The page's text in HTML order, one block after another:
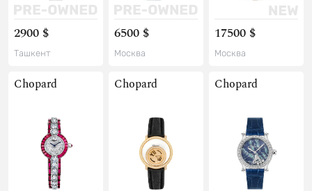
2900 $
Ташкент
6500 $
Москва
17500 $
Москва
Chopard Chopard Chopard